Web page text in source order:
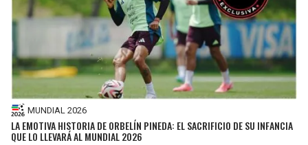
MUNDIAL 2026
LA EMOTIVA HISTORIA DE ORBELÍN PINEDA: EL SACRIFICIO DE SU INFANCIA
QUE LO LLEVARÁ AL MUNDIAL 2026